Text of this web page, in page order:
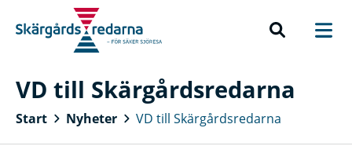
VD till Skärgårdsredarna
Start Nyheter VD till Skärgårdsredarna